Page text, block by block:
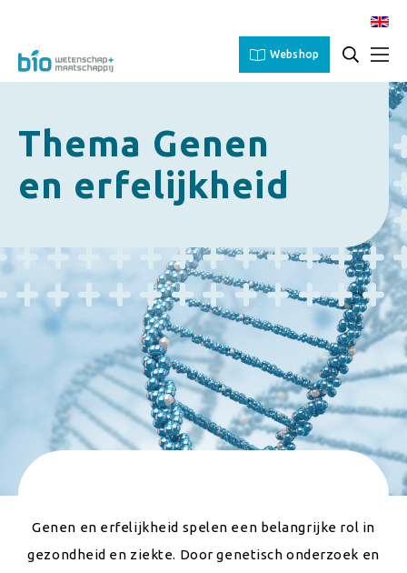
Webshop
Thema Genen
en erfelijkheid
Genen en erfelijkheid spelen een belangrijke rol in
gezondheid en ziekte. Door genetisch onderzoek en